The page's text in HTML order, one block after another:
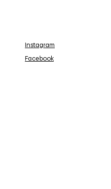
Instagram
Facebook